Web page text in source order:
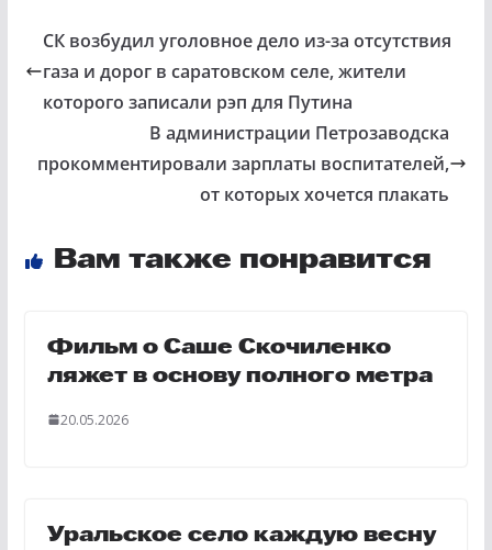
СК возбудил уголовное дело из-за отсутствия
газа и дорог в саратовском селе, жители
которого записали рэп для Путина
В администрации Петрозаводска
прокомментировали зарплаты воспитателей,
от которых хочется плакать
Вам также понравится
Фильм о Саше Скочиленко
ляжет в основу полного метра
20.05.2026
Уральское село каждую весну